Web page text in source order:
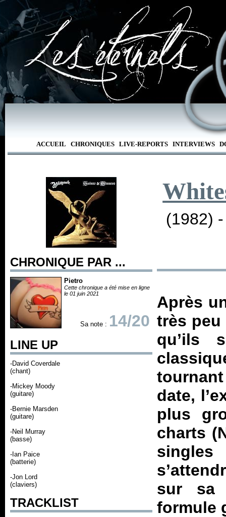
ACCUEIL CHRONIQUES LIVE-REPORTS INTERVIEWS
CHRONIQUE PAR ...
Pietro
Cette chronique a été mise en ligne
le 01 juin 2021
Sa note : 14/20
LINE UP
-David Coverdale
(chant)
-Mickey Moody
(guitare)
-Bernie Marsden
(guitare)
-Neil Murray
(basse)
-Ian Paice
(batterie)
-Jon Lord
(claviers)
TRACKLIST
(1982)
Après
très peu
qu’ils
date,
plus
charts
sur sa
formule